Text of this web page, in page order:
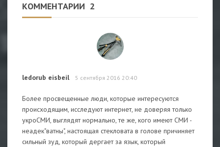
КОММЕНТАРИИ 2
ledorub eisbeil 5 сентября 2016 20:40
Более просвещенные люди, которые интересуются
происходящим, исследуют интернет, не доверяя только
укроСМИ, выглядят нормально, те же, кого имеют СМИ -
неадек"ватны", настоящая стекловата в голове причиняет
сильный зуд, который дергает за язык, который